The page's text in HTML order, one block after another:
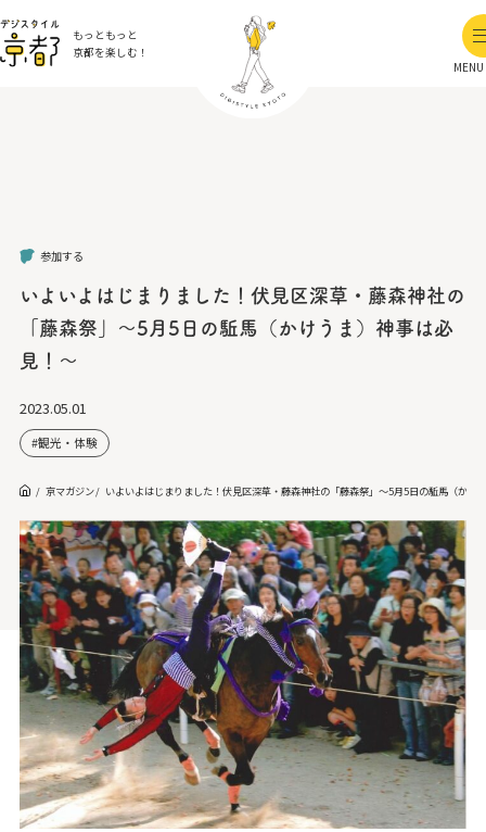
もっともっと
京都を楽しむ！
MENU
参加する
いよいよはじまりました！伏見区深草・藤森神社の
「藤森祭」～5月5日の駈馬（かけうま）神事は必
見！～
2023.05.01
観光・体験
京マガジン いよいよはじまりました！伏見区深草・藤森神社の「藤森祭」～5月5日の駈馬（かけ